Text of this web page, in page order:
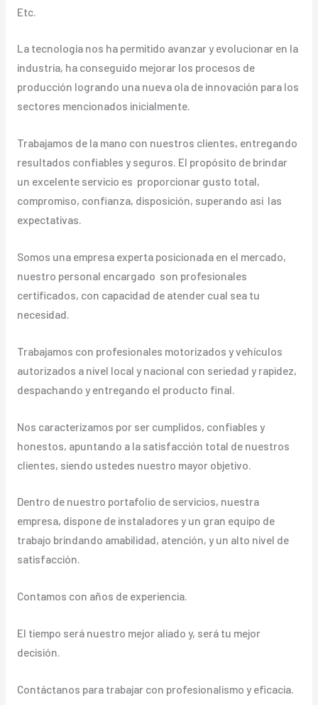
Etc.
La tecnología nos ha permitido avanzar y evolucionar en la
industria, ha conseguido mejorar los procesos de
producción logrando una nueva ola de innovación para los
sectores mencionados inicialmente.
Trabajamos de la mano con nuestros clientes, entregando
resultados confiables y seguros. El propósito de brindar
un excelente servicio es proporcionar gusto total,
compromiso, confianza, disposición, superando así las
expectativas.
Somos una empresa experta posicionada en el mercado,
nuestro personal encargado son profesionales
certificados, con capacidad de atender cual sea tu
necesidad.
Trabajamos con profesionales motorizados y vehículos
autorizados a nivel local y nacional con seriedad y rapidez,
despachando y entregando el producto final.
Nos caracterizamos por ser cumplidos, confiables y
honestos, apuntando a la satisfacción total de nuestros
clientes, siendo ustedes nuestro mayor objetivo.
Dentro de nuestro portafolio de servicios, nuestra
empresa, dispone de instaladores y un gran equipo de
trabajo brindando amabilidad, atención, y un alto nivel de
satisfacción.
Contamos con años de experiencia.
El tiempo será nuestro mejor aliado y, será tu mejor
decisión.
Contáctanos para trabajar con profesionalismo y eficacia.